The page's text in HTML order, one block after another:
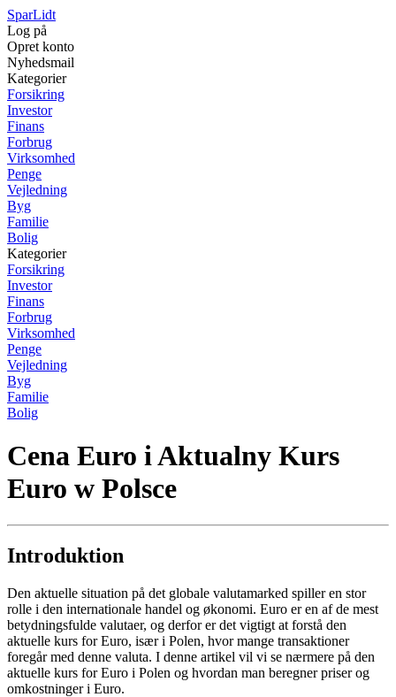
SparLidt
Log på
Opret konto
Nyhedsmail
Kategorier
Forsikring
Investor
Finans
Forbrug
Virksomhed
Penge
Vejledning
Byg
Familie
Bolig
Kategorier
Forsikring
Investor
Finans
Forbrug
Virksomhed
Penge
Vejledning
Byg
Familie
Bolig
Cena Euro i Aktualny Kurs
Euro w Polsce
Introduktion
Den aktuelle situation på det globale valutamarked spiller en stor
rolle i den internationale handel og økonomi. Euro er en af de mest
betydningsfulde valutaer, og derfor er det vigtigt at forstå den
aktuelle kurs for Euro, især i Polen, hvor mange transaktioner
foregår med denne valuta. I denne artikel vil vi se nærmere på den
aktuelle kurs for Euro i Polen og hvordan man beregner priser og
omkostninger i Euro.